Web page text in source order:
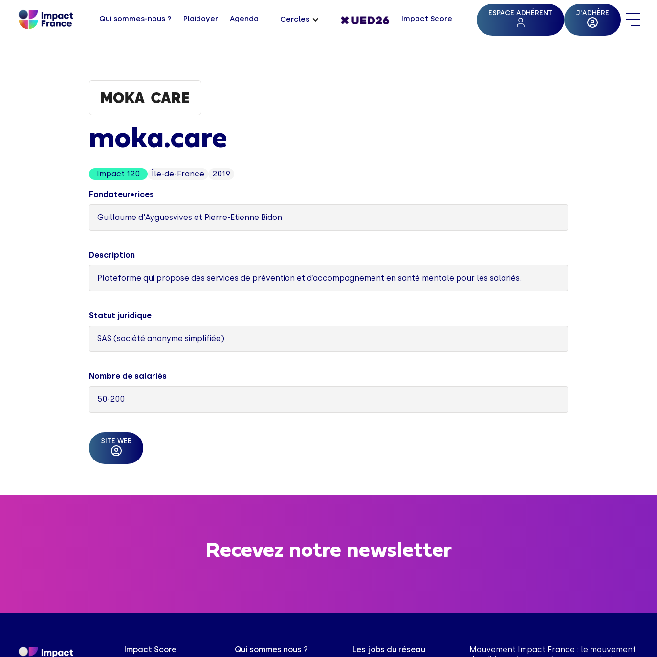
Qui sommes-nous ? Plaidoyer Agenda Cercles Impact Score
ESPACE ADHÉRENT J'ADHÈRE
moka.care
Impact 120 Île-de-France 2019
Fondateur•rices
Guillaume d'Ayguesvives et Pierre-Etienne Bidon
Description
Plateforme qui propose des services de prévention et d’accompagnement en santé mentale pour les salariés.
Statut juridique
SAS (société anonyme simplifiée)
Nombre de salariés
50-200
SITE WEB
Recevez notre newsletter
Impact Score Qui sommes nous ? Les jobs du réseau
Mouvement Impact France : le mouvement